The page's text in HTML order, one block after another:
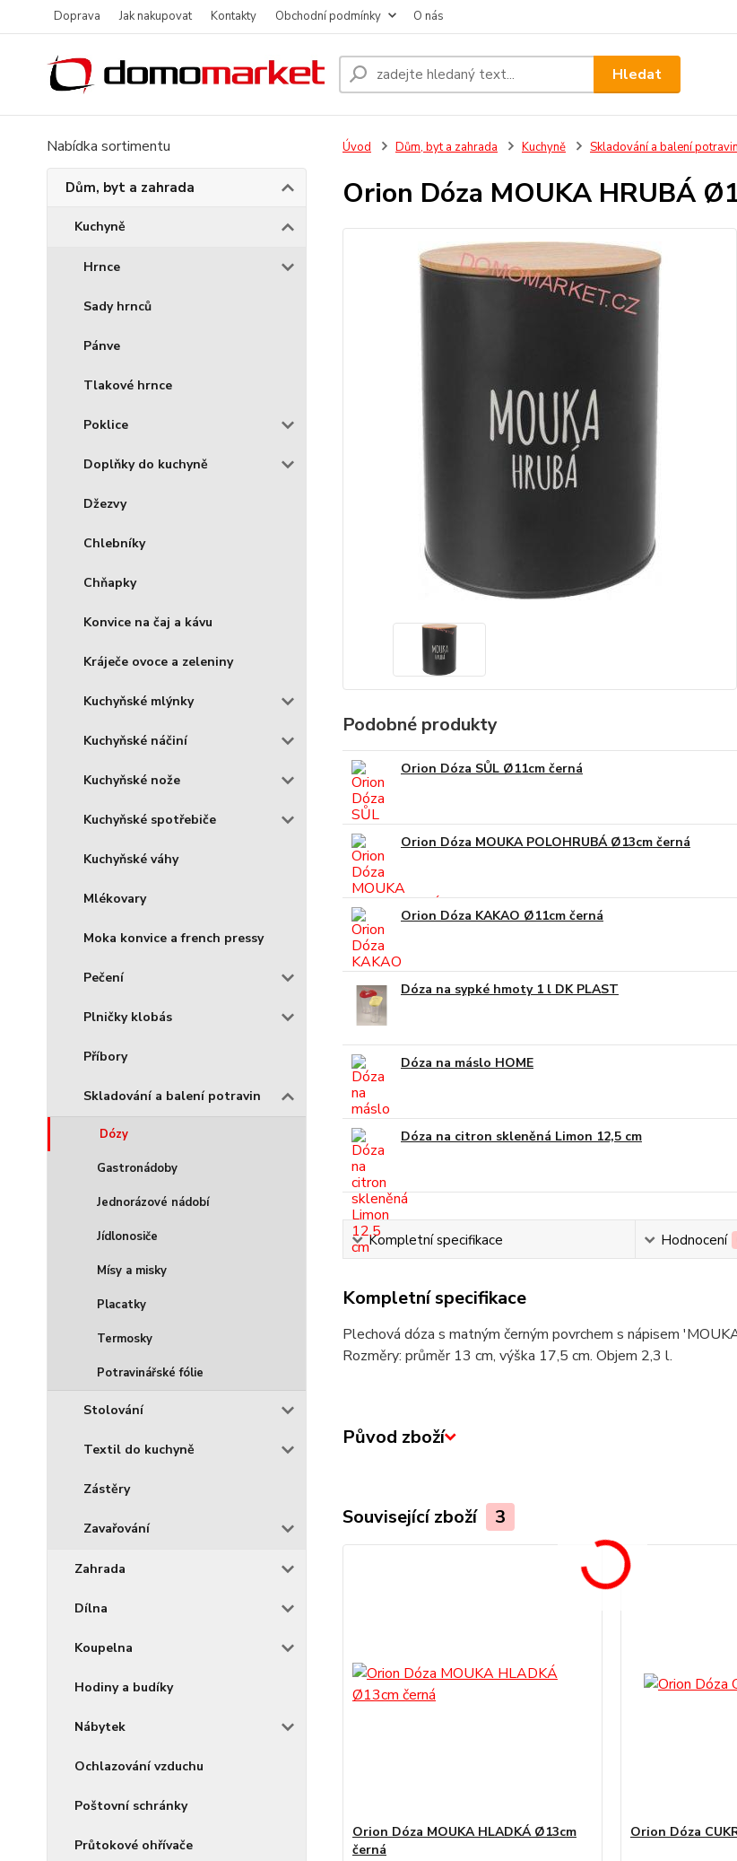
Doprava Jak nakupovat Kontakty Obchodní podmínky O nás
Hledat
Nabídka sortimentu
Dům, byt a zahrada
Kuchyně
Hrnce
Sady hrnců
Pánve
Tlakové hrnce
Poklice
Doplňky do kuchyně
Džezvy
Chlebníky
Chňapky
Konvice na čaj a kávu
Kráječe ovoce a zeleniny
Kuchyňské mlýnky
Kuchyňské náčiní
Kuchyňské nože
Kuchyňské spotřebiče
Kuchyňské váhy
Mlékovary
Moka konvice a french pressy
Pečení
Plničky klobás
Příbory
Skladování a balení potravin
Dózy
Gastronádoby
Jednorázové nádobí
Jídlonosiče
Mísy a misky
Placatky
Termosky
Potravinářské fólie
Stolování
Textil do kuchyně
Zástěry
Zavařování
Zahrada
Dílna
Koupelna
Hodiny a budíky
Nábytek
Ochlazování vzduchu
Poštovní schránky
Průtokové ohřívače
Úvod Dům, byt a zahrada Kuchyně Skladování a balení potravin
Orion Dóza MOUKA HRUBÁ
Podobné produkty
Orion Dóza SŮL Ø11cm černá
Orion Dóza MOUKA POLOHRUBÁ Ø13cm černá
Orion Dóza KAKAO Ø11cm černá
Dóza na sypké hmoty 1 l DK PLAST
Dóza na máslo HOME
Dóza na citron skleněná Limon 12,5 cm
Kompletní specifikace Hodnocení
Kompletní specifikace
Plechová dóza s matným černým povrchem s nápisem
Rozměry: průměr 13 cm, výška 17,5 cm. Objem 2,3 l.
Původ zboží
Související zboží 3
Orion Dóza MOUKA HLADKÁ Ø13cm
černá
Orion Dóza